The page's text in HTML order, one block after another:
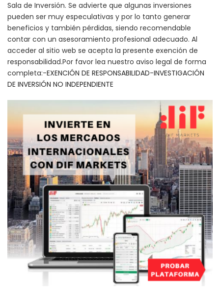
Sala de Inversión. Se advierte que algunas inversiones
pueden ser muy especulativas y por lo tanto generar
beneficios y también pérdidas, siendo recomendable
contar con un asesoramiento profesional adecuado. Al
acceder al sitio web se acepta la presente exención de
responsabilidad.Por favor lea nuestro aviso legal de forma
completa:-EXENCIÓN DE RESPONSABILIDAD-INVESTIGACIÓN
DE INVERSIÓN NO INDEPENDIENTE